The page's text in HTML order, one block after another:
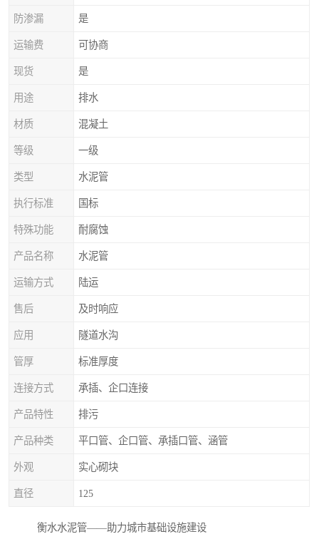
防渗漏 是
运输费 可协商
现货 是
用途 排水
材质 混凝土
等级 一级
类型 水泥管
执行标准 国标
特殊功能 耐腐蚀
产品名称 水泥管
运输方式 陆运
售后 及时响应
应用 隧道水沟
管厚 标准厚度
连接方式 承插、企口连接
产品特性 排污
产品种类 平口管、企口管、承插口管、涵管
外观 实心砌块
直径 125
衡水水泥管——助力城市基础设施建设